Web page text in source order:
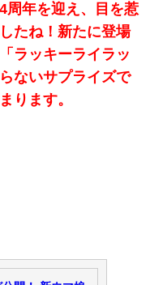
周年を迎え、目を惹
たね！新たに登場
ラッキーライラッ
ないサプライズで
ります。